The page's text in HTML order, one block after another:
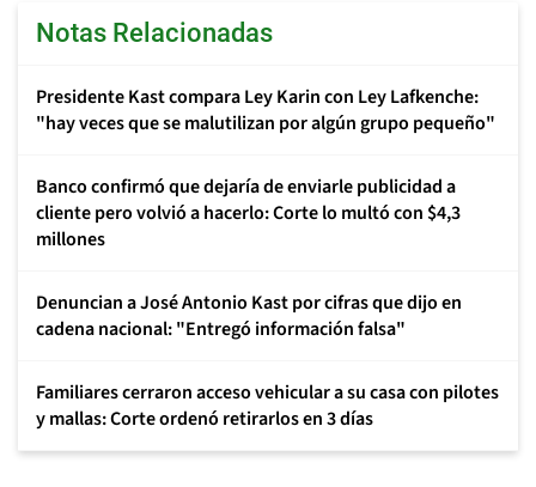
Notas Relacionadas
Presidente Kast compara Ley Karin con Ley Lafkenche:
"hay veces que se malutilizan por algún grupo pequeño"
Banco confirmó que dejaría de enviarle publicidad a
cliente pero volvió a hacerlo: Corte lo multó con $4,3
millones
Denuncian a José Antonio Kast por cifras que dijo en
cadena nacional: "Entregó información falsa"
Familiares cerraron acceso vehicular a su casa con pilotes
y mallas: Corte ordenó retirarlos en 3 días